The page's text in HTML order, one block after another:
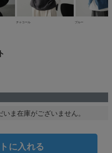
チャコール ブルー
ま在庫がございません。
に入れる